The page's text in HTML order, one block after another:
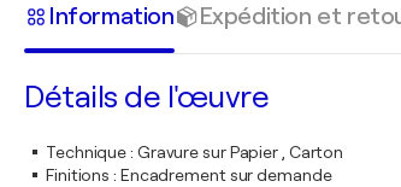
Information Expédition et
Détails de l'œuvre
Technique: Gravure sur Papier , Carton
Finitions : Encadrement sur demande